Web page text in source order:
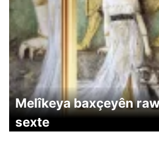
Melîkeya baxçeyên
sexte